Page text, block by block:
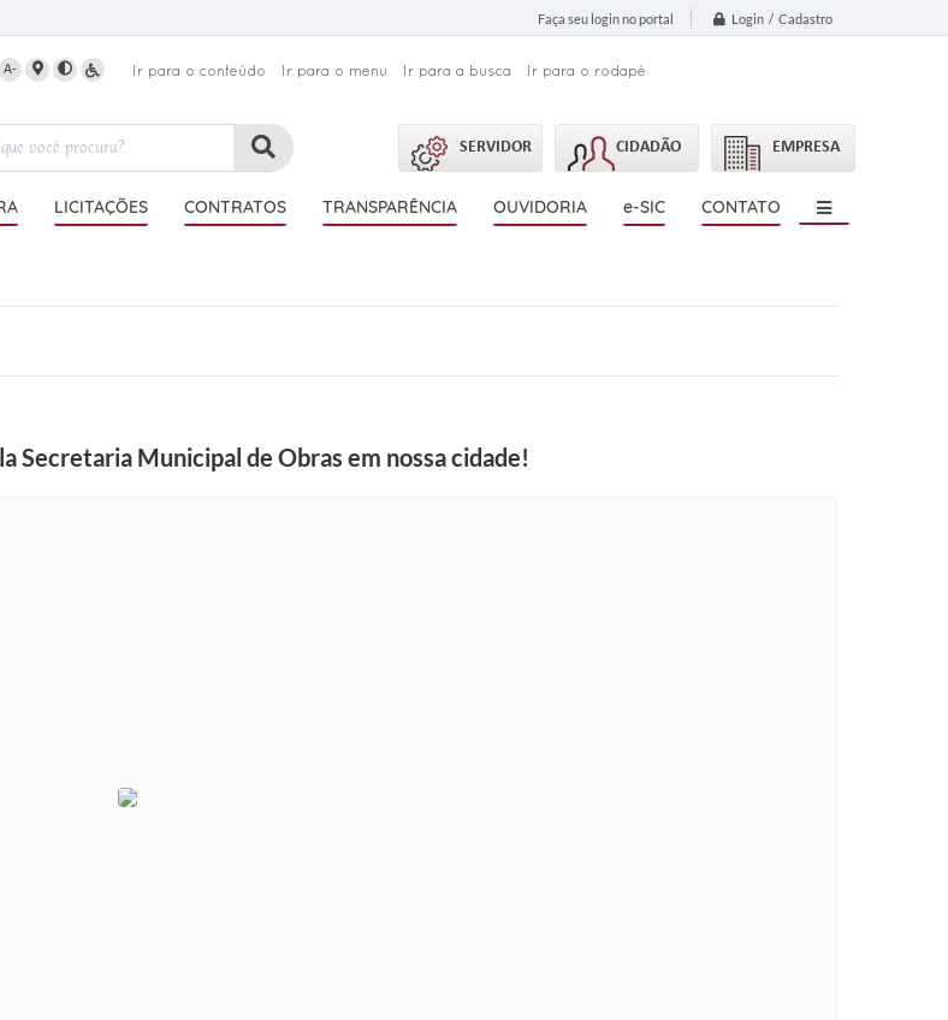
Faça seu login no portal Login / Cadastro
A- Ir para o conteúdo Ir para o menu Ir para a busca Ir para o rodapé
SERVIDOR CIDADÃO EMPRESA
LICITAÇÕES CONTRATOS TRANSPARÊNCIA OUVIDORIA e-SIC CONTATO
Secretaria Municipal de Obras em nossa cidade!